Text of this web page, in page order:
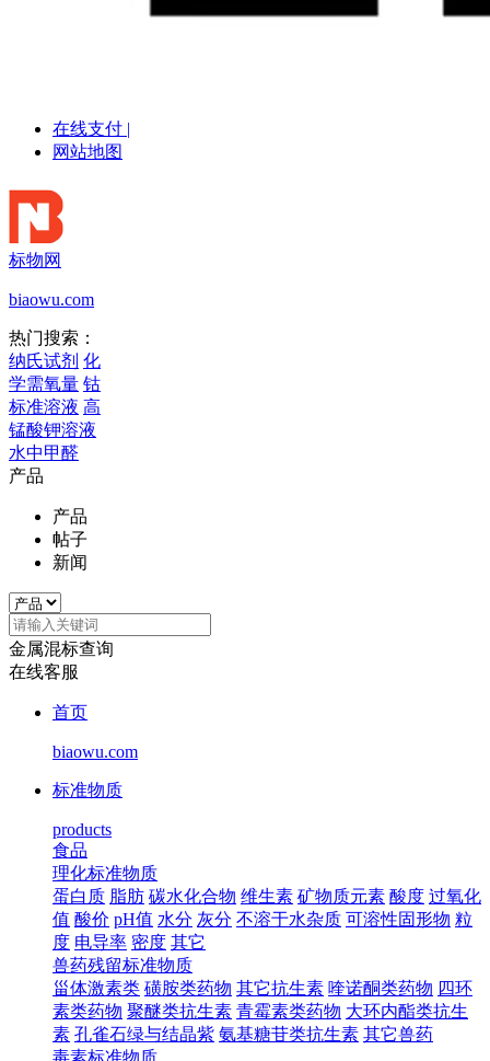
在线支付 |
网站地图
标物网
biaowu.com
热门搜索：
纳氏试剂 化
学需氧量 钴
标准溶液 高
锰酸钾溶液
水中甲醛
产品
产品
帖子
新闻
金属混标查询
在线客服
首页
biaowu.com
标准物质
products
食品
理化标准物质
蛋白质 脂肪 碳水化合物 维生素 矿物质元素 酸度 过氧化
值 酸价 pH值 水分 灰分 不溶于水杂质 可溶性固形物 粒
度 电导率 密度 其它
兽药残留标准物质
甾体激素类 磺胺类药物 其它抗生素 喹诺酮类药物 四环
素类药物 聚醚类抗生素 青霉素类药物 大环内酯类抗生
素 孔雀石绿与结晶紫 氨基糖苷类抗生素 其它兽药
毒素标准物质